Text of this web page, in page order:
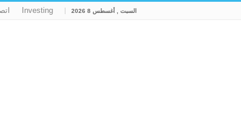
السبت , أغسطس 8 2026 Investing